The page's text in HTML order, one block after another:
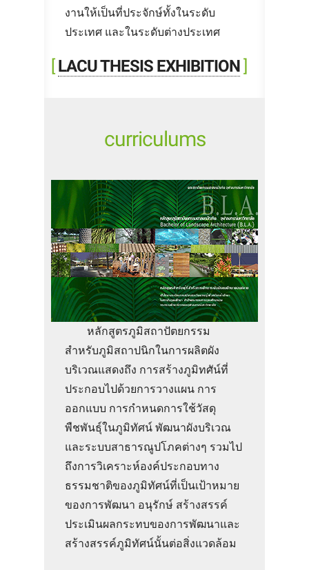
งานให้เป็นที่ประจักษ์ทั้งในระดับ
ประเทศ และในระดับต่างประเทศ
[LACU THESIS EXHIBITION]
curriculums
หลักสูตรภูมิสถาปัตยกรรม
สำหรับภูมิสถาปนิกในการผลิตผัง
บริเวณแสดงถึง การสร้างภูมิทศัน์ที่
ประกอบไปด้วยการวางแผน การ
ออกแบบ การกำหนดการใช้วัสดุ
พืชพันธุ์ในภูมิทัศน์ พัฒนาผังบริเวณ
และระบบสาธารณูปโภคต่างๆ รวมไป
ถึงการวิเคราะห์องค์ประกอบทาง
ธรรมชาติของภูมิทัศน์ที่เป็นเป้าหมาย
ของการพัฒนา อนุรักษ์ สร้างสรรค์
ประเมินผลกระทบของการพัฒนาและ
สร้างสรรค์ภูมิทัศน์นั้นต่อสิ่งแวดล้อม